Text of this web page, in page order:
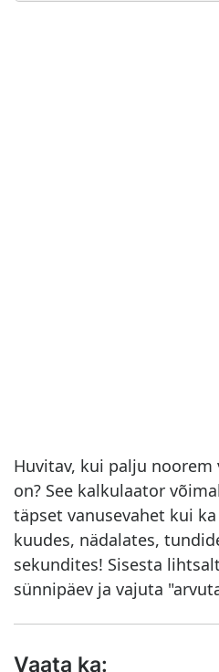
Huvitav, kui palju
on? See kalkulaator
täpset vanusevahet kui
kuudes, nädalates,
sekundites! Sisesta
sünnipäev ja vajuta
Vaata ka: